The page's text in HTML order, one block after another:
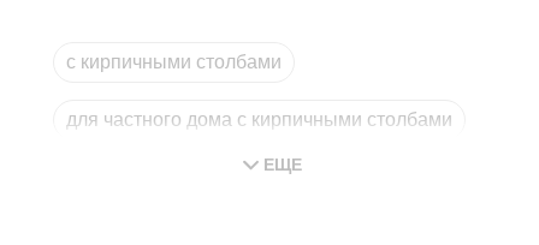
с кирпичными столбами
для частного дома с кирпичными столбами
ЕЩЕ